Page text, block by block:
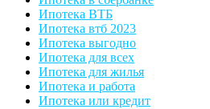
Ипотека ВТБ
Ипотека втб 2023
Ипотека выгодно
Ипотека для всех
Ипотека для жилья
Ипотека и работа
Ипотека или кредит